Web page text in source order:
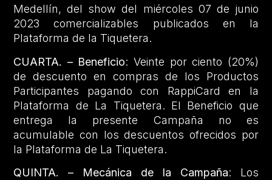
Medellín, del show del miércoles 07 de junio
2023 comercializables publicados en la
Plataforma de la Tiquetera.
CUARTA. – Beneficio: Veinte por ciento (20%)
de descuento en compras de los Productos
Participantes pagando con RappiCard en la
Plataforma de La Tiquetera. El Beneficio que
entrega la presente Campaña no es
acumulable con los descuentos ofrecidos por
la Plataforma de La Tiquetera.
QUINTA. – Mecánica de la Campaña: Los